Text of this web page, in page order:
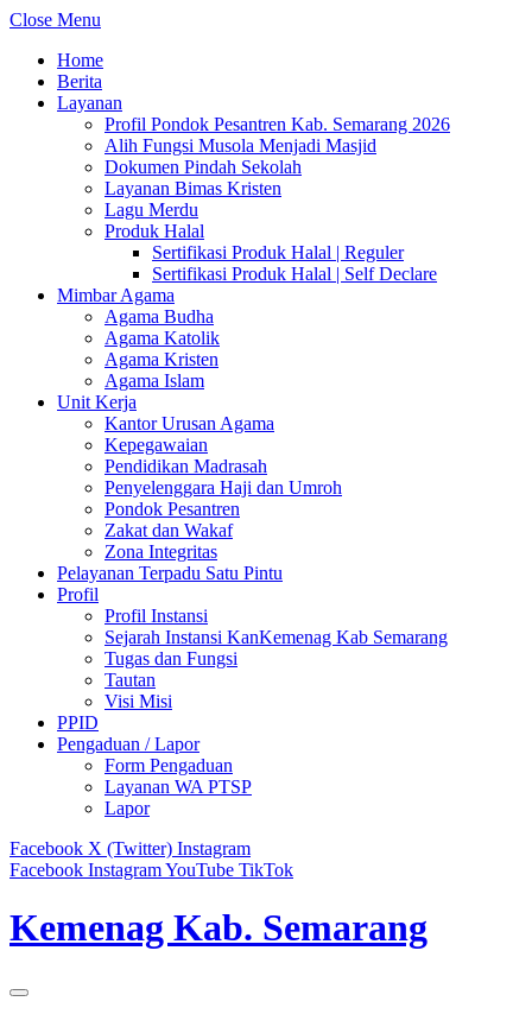
Close Menu
Home
Berita
Layanan
Profil Pondok Pesantren Kab. Semarang 2026
Alih Fungsi Musola Menjadi Masjid
Dokumen Pindah Sekolah
Layanan Bimas Kristen
Lagu Merdu
Produk Halal
Sertifikasi Produk Halal | Reguler
Sertifikasi Produk Halal | Self Declare
Mimbar Agama
Agama Budha
Agama Katolik
Agama Kristen
Agama Islam
Unit Kerja
Kantor Urusan Agama
Kepegawaian
Pendidikan Madrasah
Penyelenggara Haji dan Umroh
Pondok Pesantren
Zakat dan Wakaf
Zona Integritas
Pelayanan Terpadu Satu Pintu
Profil
Profil Instansi
Sejarah Instansi KanKemenag Kab Semarang
Tugas dan Fungsi
Tautan
Visi Misi
PPID
Pengaduan / Lapor
Form Pengaduan
Layanan WA PTSP
Lapor
Facebook X (Twitter) Instagram
Facebook InstagramYouTube TikTok
Kemenag Kab. Semarang